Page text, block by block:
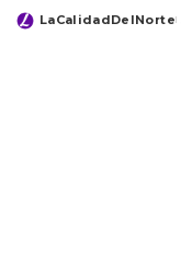
Posted
LaCalidadDelNorte